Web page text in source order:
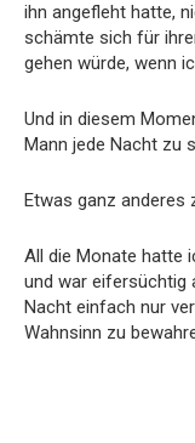
ihn angefleht hatte,
schämte sich für
gehen würde, wenn
Und in diesem
Mann jede Nacht zu
Etwas ganz anderes
All die Monate hatte
und war eifersüchtig
Nacht einfach nur
Wahnsinn zu